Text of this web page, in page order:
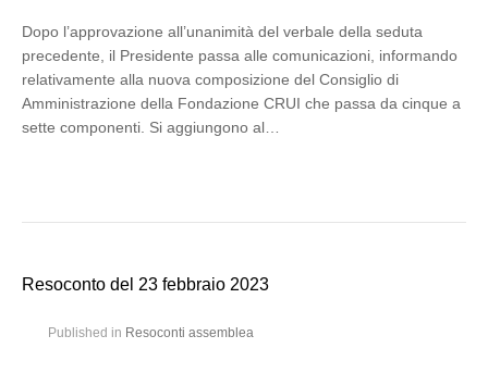
Dopo l’approvazione all’unanimità del verbale della seduta
precedente, il Presidente passa alle comunicazioni, informando
relativamente alla nuova composizione del Consiglio di
Amministrazione della Fondazione CRUI che passa da cinque a
sette componenti. Si aggiungono al…
Resoconto del 23 febbraio 2023
Published in Resoconti assemblea